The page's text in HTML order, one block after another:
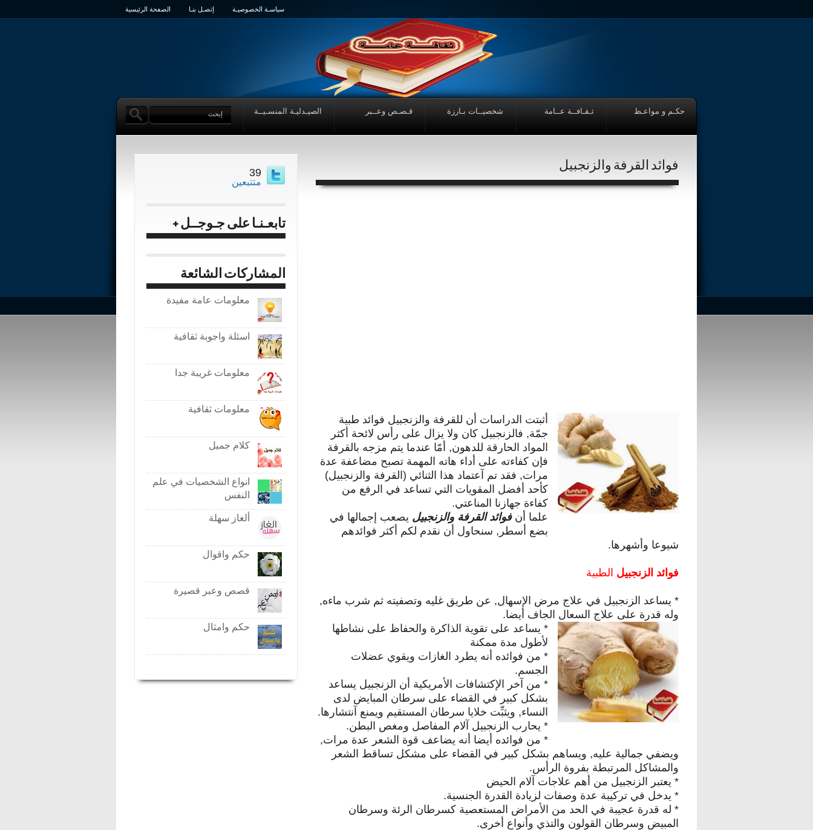
الصفحة الرئيسية إتصـل بنـا سياسـة الخصوصيـة
حكـم و مواعـظ ثـقـافــة عــامة شخصيــات بـارزة قـصـص وعــبر الصيـدليـة المنسـيــة
فوائد القرفة والزنجبيل
أثبتت الدراسات أن للقرفة والزنجبيل فوائد طبية
جمّة, فالزنجبيل كان ولا يزال على رأس لائحة أكثر
المواد الحارقة للدهون, أمّا عندما يتم مزجه بالقرفة
فإن كفاءته على أداء هاته المهمة تصبح مضاعفة عدة
مرات, فقد تم آعتماد هذا الثنائي (القرفة والزنجبيل)
كأحد أفضل المقويات التي تساعد في الرفع من
كفاءة جهازنا المناعتي.
علما أنفوائد القرفة والزنجبيل يصعب إجمالها في
بضع أسطر, سنحاول أن نقدم لكم أكثر فوائدهم
شيوعا وأشهرها.
فوائد الزنجبيل الطبية
* يساعد الزنجبيل في علاج مرض الإسهال, عن طريق غليه وتصفيته ثم شرب ماءه,
وله قدرة على علاج السعال الجاف أيضا.
* يساعد على تقوية الذاكرة والحفاظ على نشاطها
لأطول مدة ممكنة
* من فوائده أنه يطرد الغازات ويقوي عضلات
الجسم.
* من آخر الإكتشافات الأمريكية أن الزنجبيل يساعد
بشكل كبير في القضاء على سرطان المبايض لدى
النساء, ويثبِّت خلايا سرطان المستقيم ويمنع آنتشارها.
* يحارب الزنجبيل آلام المفاصل ومغص البطن.
* من فوائده أيضا أنه يضاعف قوة الشعر عدة مرات,
ويضفي جمالية عليه, ويساهم بشكل كبير في القضاء على مشكل تساقط الشعر
والمشاكل المرتبطة بفروة الرأس.
* يعتبر الزنجبيل من أهم علاجات آلام الحيض
* يدخل في تركيبة عدة وصفات لزيادة القدرة الجنسية.
* له قدرة عجيبة في الحد من الأمراض المستعصية كسرطان الرئة وسرطان
المبيض وسرطان القولون والتذي وأنواع أخرى.
39
متتبعين
تابعـنـا على جـوجــل +
المشاركات الشائعة
معلومات عامة مفيدة
اسئلة واجوبة ثقافية
معلومات غريبة جدا
معلومات ثقافية
كلام جميل
انواع الشخصيات في علم
النفس
ألغاز سهلة
حكم واقوال
قصص وعبر قصيرة
حكم وامثال